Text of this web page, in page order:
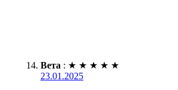
Вета : ★ ★ ★ ★ ★
23.01.2025